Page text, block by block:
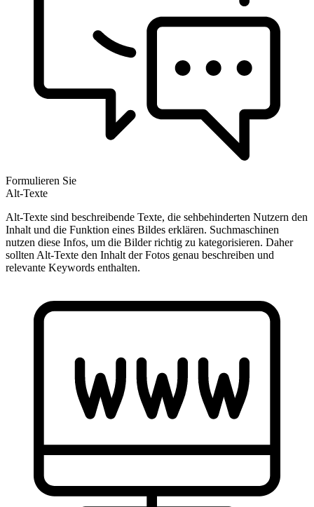
Formulieren Sie
Alt-Texte
Alt-Texte sind beschreibende Texte, die sehbehinderten Nutzern den
Inhalt und die Funktion eines Bildes erklären. Suchmaschinen
nutzen diese Infos, um die Bilder richtig zu kategorisieren. Daher
sollten Alt-Texte den Inhalt der Fotos genau beschreiben und
relevante Keywords enthalten.